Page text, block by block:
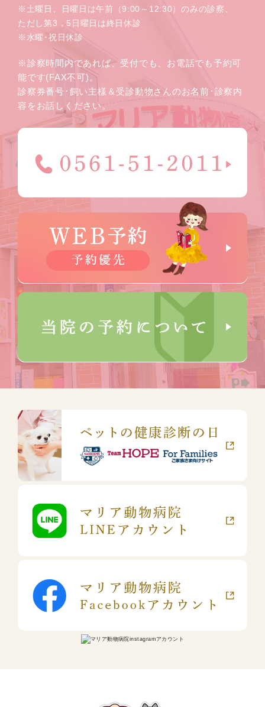
※土曜日、日曜日は午前（9:00～12:30）のみの診察、
ただし第3，5日曜日は終日休診
※水曜･祝日休診
※診察時間内であれば、受付でも、お電話でも予約可
能です(FAX不可)。
診察券番号･飼い主様＆受診動物さんのお名前･診察内
容をお話しください。